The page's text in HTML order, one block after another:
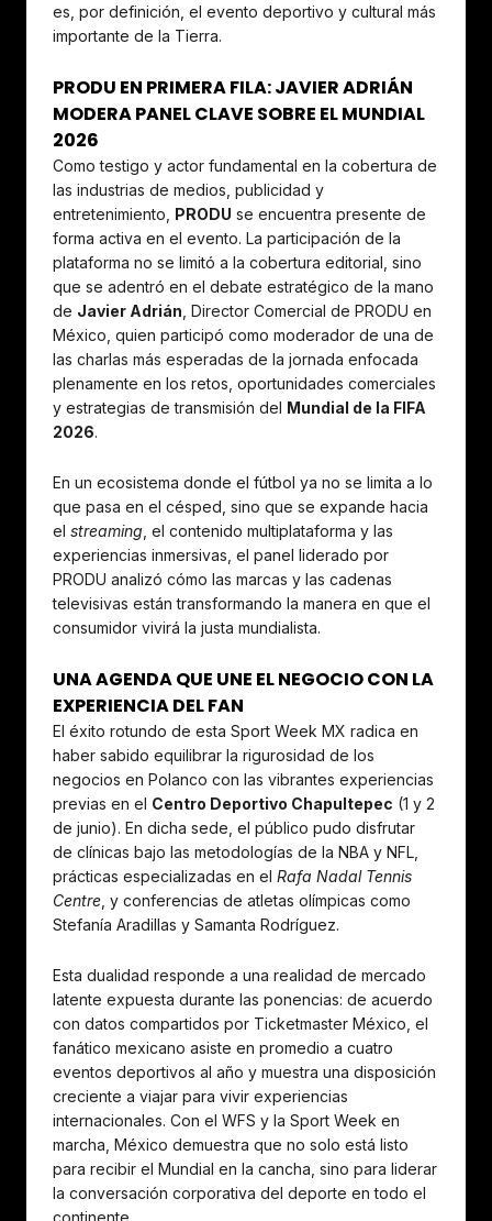
es, por definición, el evento deportivo y cultural más
importante de la Tierra.
PRODU EN PRIMERA FILA: JAVIER ADRIÁN
MODERA PANEL CLAVE SOBRE EL MUNDIAL
2026
Como testigo y actor fundamental en la cobertura de
las industrias de medios, publicidad y
entretenimiento, PRODU se encuentra presente de
forma activa en el evento. La participación de la
plataforma no se limitó a la cobertura editorial, sino
que se adentró en el debate estratégico de la mano
de Javier Adrián, Director Comercial de PRODU en
México, quien participó como moderador de una de
las charlas más esperadas de la jornada enfocada
plenamente en los retos, oportunidades comerciales
y estrategias de transmisión del
Mundial de la FIFA
2026.
En un ecosistema donde el fútbol ya no se limita a lo
que pasa en el césped, sino que se expande hacia
el streaming, el contenido multiplataforma y las
experiencias inmersivas, el panel liderado por
PRODU analizó cómo las marcas y las cadenas
televisivas están transformando la manera en que el
consumidor vivirá la justa mundialista.
UNA AGENDA QUE UNE EL NEGOCIO CON LA
EXPERIENCIA DEL FAN
El éxito rotundo de esta Sport Week MX radica en
haber sabido equilibrar la rigurosidad de los
negocios en Polanco con las vibrantes experiencias
previas en el Centro Deportivo Chapultepec (1 y 2
de junio). En dicha sede, el público pudo disfrutar
de clínicas bajo las metodologías de la NBA y NFL,
prácticas especializadas en el Rafa Nadal Tennis
Centre, y conferencias de atletas olímpicas como
Stefanía Aradillas y Samanta Rodríguez.
Esta dualidad responde a una realidad de mercado
latente expuesta durante las ponencias: de acuerdo
con datos compartidos por Ticketmaster México, el
fanático mexicano asiste en promedio a cuatro
eventos deportivos al año y muestra una disposición
creciente a viajar para vivir experiencias
internacionales. Con el WFS y la Sport Week en
marcha, México demuestra que no solo está listo
para recibir el Mundial en la cancha, sino para liderar
la conversación corporativa del deporte en todo el